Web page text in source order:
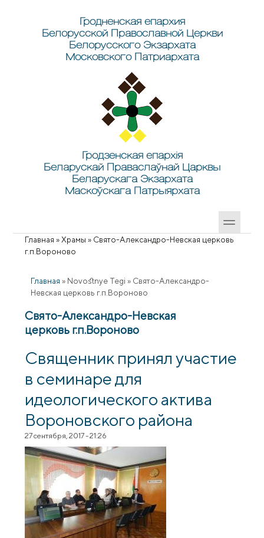
Гродненская епархия
Белорусской Православной Церкви
Белорусского Экзархата
Московского Патриархата
Гродзенская епархія
Беларускай Праваслаўнай Царквы
Беларускага Экзархата
Маскоўскага Патрыярхата
Вы здесь
Главная »Храмы » Свято-Александро-Невская церковь
г.п.Вороново
Главная » Novostnye Tegi » Свято-Александро-
Невская церковь г.п.Вороново
Свято-Александро-Невская
церковь г.п.Вороново
Священник принял участие
в семинаре для
идеологического актива
Вороновского района
27 сентября, 2017 - 21:26